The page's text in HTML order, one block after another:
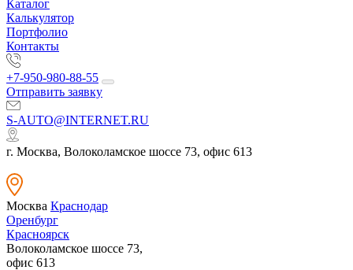
Каталог
Калькулятор
Портфолио
Контакты
+7-950-980-88-55
Отправить заявку
S-AUTO@INTERNET.RU
г. Москва, Волоколамское шоссе 73, офис 613
Москва Краснодар
Оренбург
Красноярск
Волоколамское шоссе 73,
офис 613